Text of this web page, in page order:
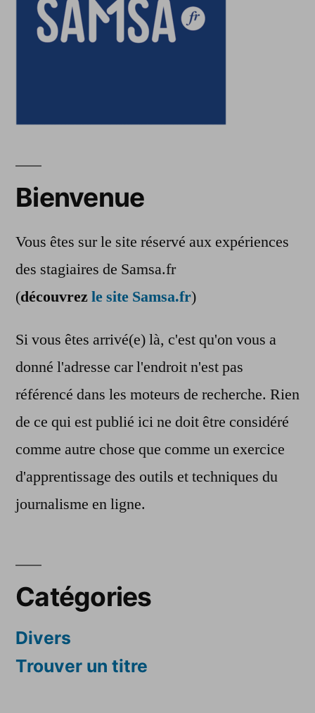
Bienvenue
Vous êtes sur le site réservé aux expériences
des stagiaires de Samsa.fr
(découvrezle site Samsa.fr)
Si vous êtes arrivé(e) là, c'est qu'on vous a
donné l'adresse car l'endroit n'est pas
référencé dans les moteurs de recherche. Rien
de ce qui est publié ici ne doit être considéré
comme autre chose que comme un exercice
d'apprentissage des outils et techniques du
journalisme en ligne.
Catégories
Divers
Trouver un titre